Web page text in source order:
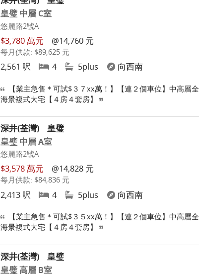
皇璧 中層 C室
悠麗路2號A
$3,780 萬元 @14,760 元
每月供款: $89,625 元
2,561 呎 4 5plus 向西南
【業主急售＊可試$３７xx萬！】【連２個車位】中高層全
海景複式大宅【４房４套房】
深井(荃灣)
皇璧
皇璧 中層 A室
悠麗路2號A
$3,578 萬元 @14,828 元
每月供款: $84,836 元
2,413 呎 4 5plus 向西南
【業主急售＊可試$３５xx萬！】【連２個車位】中高層全
海景複式大宅【４房４套房】
深井(荃灣)
皇璧
皇璧 高層 B室